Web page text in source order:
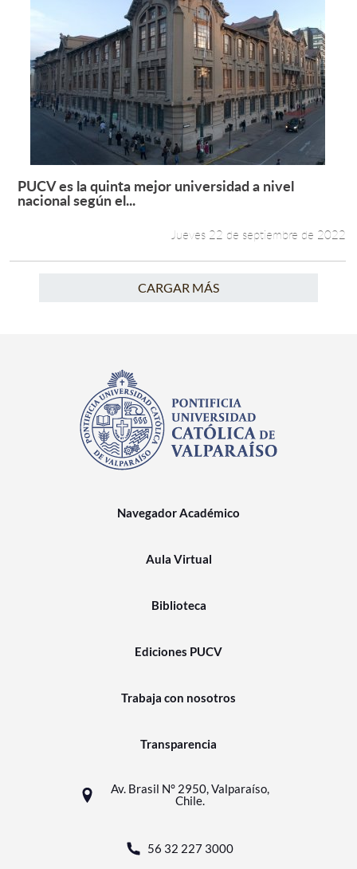
Leer más +
PUCV es la quinta mejor universidad a nivel
nacional según el...
Jueves 22 de septiembre de 2022
CARGAR MÁS
Navegador Académico
Aula Virtual
Biblioteca
Ediciones PUCV
Trabaja con nosotros
Transparencia
Av. Brasil N° 2950, Valparaíso,
Chile.
56 32 227 3000